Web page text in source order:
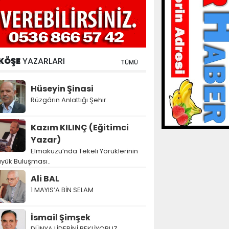
YAZARLARI TÜMÜ
Hüseyin Şinasi
Rüzgârın Anlattığı Şehir.
Kazım KILINÇ (Eğitimci
Yazar)
Elmakuzu’nda Tekeli Yörüklerinin
Buluşması..
Ali BAL
1 MAYIS’A BİN SELAM
İsmail Şimşek